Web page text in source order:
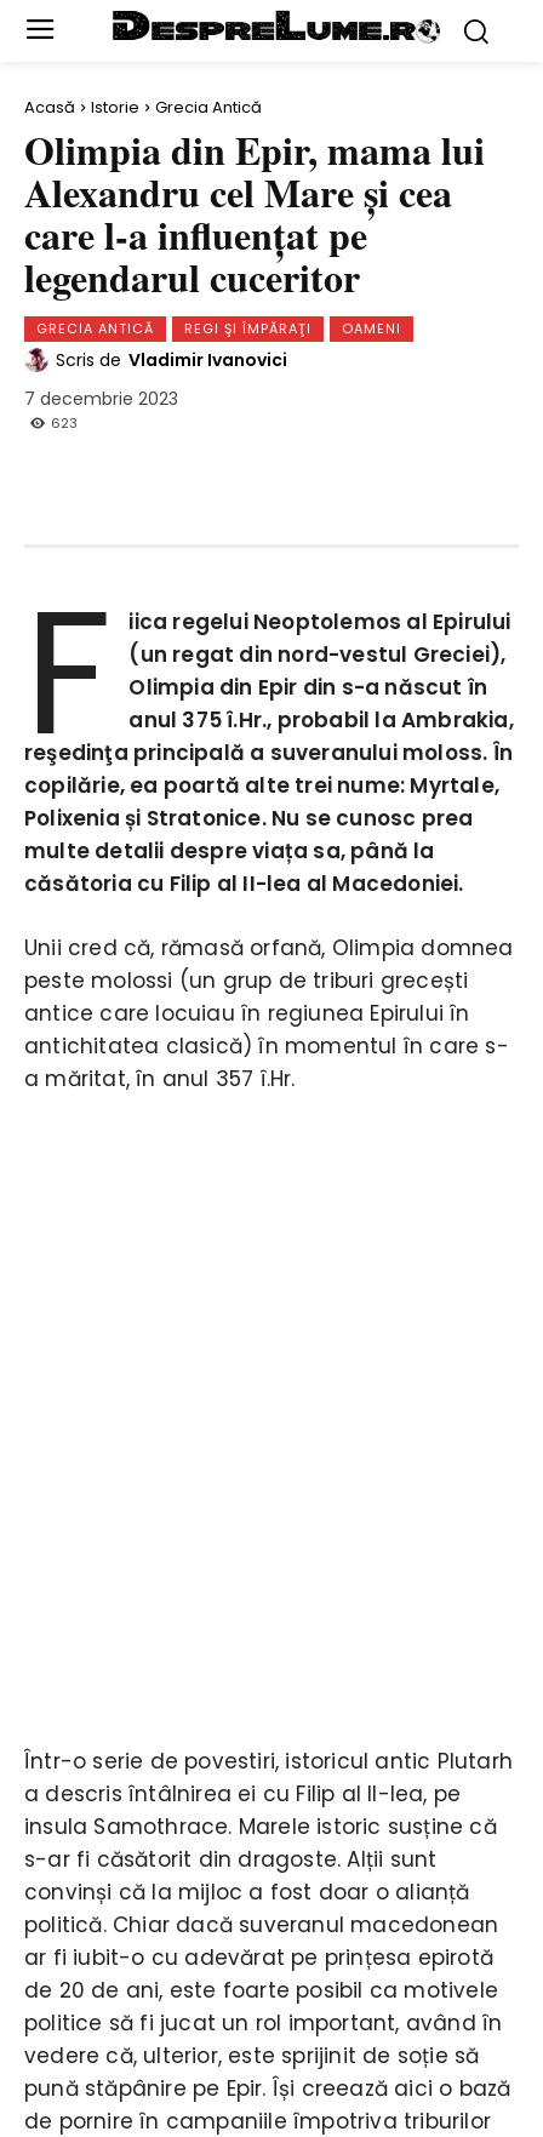
Acasă Istorie Grecia Antică
Olimpia din Epir, mama lui
Alexandru cel Mare şi cea
care l-a influenţat pe
legendarul cuceritor
GRECIA ANTICĂ REGI ŞI ÎMPĂRAŢI OAMENI
Scris de Vladimir Ivanovici
7 decembrie 2023
623
F
iica regelui Neoptolemos al Epirului
(un regat din nord-vestul Greciei),
Olimpia din Epir din s-a născut în
anul 375 î.Hr., probabil la Ambrakia,
reşedinţa principală a suveranului moloss. În
copilărie, ea poartă alte trei nume: Myrtale,
Polixenia și Stratonice. Nu se cunosc prea
multe detalii despre viața sa, până la
căsătoria cu Filip al II-lea al Macedoniei.
Unii cred că, rămasă orfană, Olimpia domnea
peste molossi (un grup de triburi grecești
antice care locuiau în regiunea Epirului în
antichitatea clasică) în momentul în care s-
a măritat, în anul 357 î.Hr.
Într-o serie de povestiri, istoricul antic Plutarh
a descris întâlnirea ei cu Filip al II-lea, pe
insula Samothrace. Marele istoric susține că
s-ar fi căsătorit din dragoste. Alții sunt
convinși că la mijloc a fost doar o alianță
politică. Chiar dacă suveranul macedonean
ar fi iubit-o cu adevărat pe prințesa epirotă
de 20 de ani, este foarte posibil ca motivele
politice să fi jucat un rol important, având în
vedere că, ulterior, este sprijinit de soție să
pună stăpânire pe Epir. Își creează aici o bază
de pornire în campaniile împotriva triburilor